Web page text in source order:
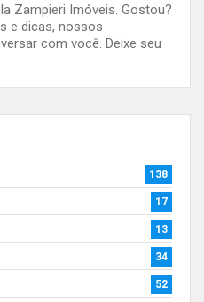
Zampieri Imóveis. Gostou?
e dicas, nossos
com você. Deixe seu
138
17
13
34
52